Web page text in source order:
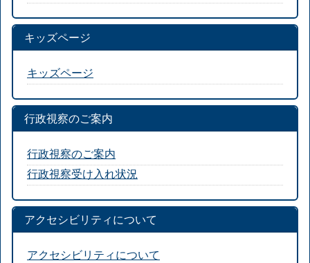
キッズページ
キッズページ
行政視察のご案内
行政視察のご案内
行政視察受け入れ状況
アクセシビリティについて
アクセシビリティについて